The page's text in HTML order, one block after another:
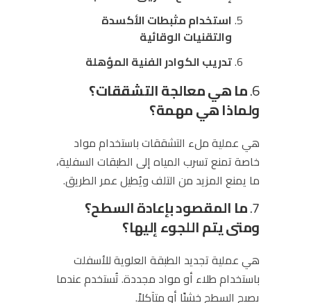
استخدام مثبطات الأكسدة
والتقنيات الوقائية
تدريب الكوادر الفنية المؤهلة
6. ما هي معالجة التشققات؟
ولماذا هي مهمة؟
هي عملية ملء التشققات باستخدام مواد
خاصة تمنع تسرب المياه إلى الطبقات السفلية،
ما يمنع المزيد من التلف ويُطيل عمر الطريق.
7. ما المقصود بإعادة السطح؟
ومتى يتم اللجوء إليها؟
هي عملية تجديد الطبقة العلوية للأسفلت
باستخدام طلاء أو مواد مجددة. تُستخدم عندما
يصبح السطح خشنًا أو متآكلاً.